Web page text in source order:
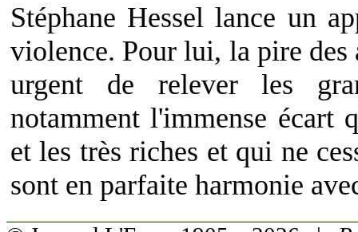
Stéphane Hessel lance un
violence. Pour lui, la pire
urgent de relever les
notamment l'immense écart
et les très riches et qui ne
sont en parfaite harmonie